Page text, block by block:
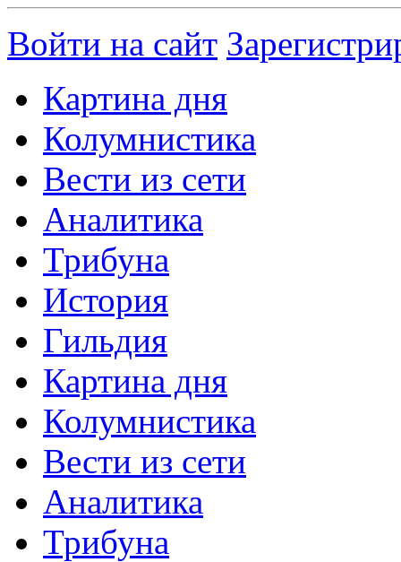
Войти на сайт
Картина дня
Колумнистика
Вести из сети
Аналитика
Трибуна
История
Гильдия
Картина дня
Колумнистика
Вести из сети
Аналитика
Трибуна